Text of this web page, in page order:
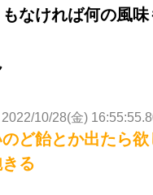
なければ何の風
2022/10/28(金)
ど飴とか出たら欲
る